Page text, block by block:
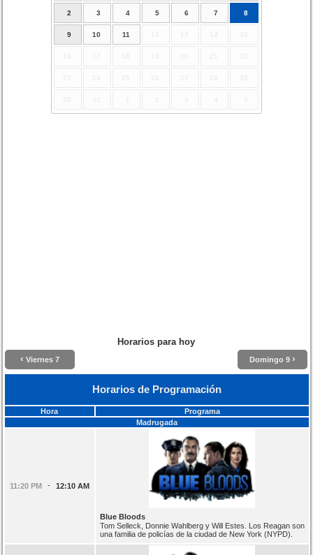
2 3 4 5 6 7 8
9 10 11
Horarios para hoy
‹ Viernes 7 Domingo 9 ›
Horarios de Programación
Hora
Programa
Madrugada
11:20 PM - 12:10 AM
Blue Bloods
Tom Selleck, Donnie Wahlberg y Will Estes. Los Reagan son
una familia de policías de la ciudad de New York (NYPD).